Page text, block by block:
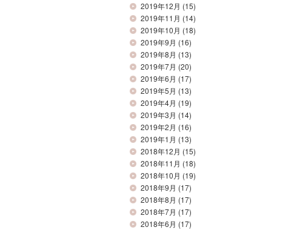
2019年12月 (15)
2019年11月 (14)
2019年10月 (18)
2019年9月 (16)
2019年8月 (13)
2019年7月 (20)
2019年6月 (17)
2019年5月 (13)
2019年4月 (19)
2019年3月 (14)
2019年2月 (16)
2019年1月 (13)
2018年12月 (15)
2018年11月 (18)
2018年10月 (19)
2018年9月 (17)
2018年8月 (17)
2018年7月 (17)
2018年6月 (17)